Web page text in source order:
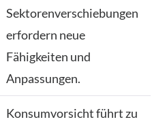
Sektorenverschiebungen
erfordern neue
Fähigkeiten und
Anpassungen.
Konsumvorsicht führt zu